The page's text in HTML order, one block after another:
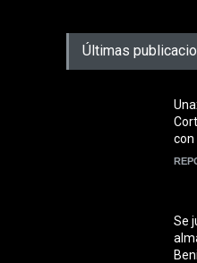
Últimas
con
Se